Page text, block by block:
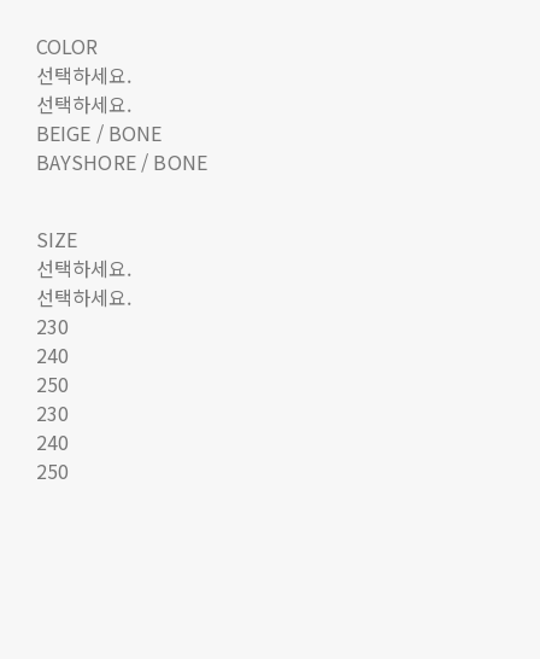
COLOR
선택하세요.
선택하세요.
BEIGE / BONE
BAYSHORE / BONE
SIZE
선택하세요.
선택하세요.
230
240
250
230
240
250